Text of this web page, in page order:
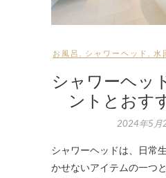
お風呂 シャワーヘッド 水
シャワーヘッ
ントとおす
2024年5月
シャワーヘッドは、日常
かせないアイテムの一つ